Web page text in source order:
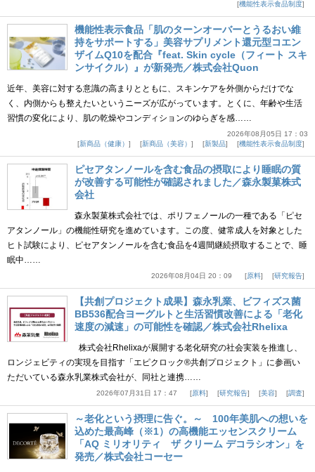
機能性表示食品制度
機能性表示食品「肌のターンオーバーとうるおい維
持をサポートする」美容サプリメント還元型コエン
ザイムQ10を配合『feat. Skin cycle（フィート スキ
ンサイクル）』が新発売／株式会社Quon
近年、美容に対する意識の高まりとともに、スキンケアを外側からだけでな
く、内側からも整えたいというニーズが広がっています。とくに、年齢や生活
習慣の変化により、肌の乾燥やコンディションのゆらぎを感……
2026年08月05日 17：03
新商品（健康）
新商品（美容） 新製品 機能性表示食品制度
ピセアタンノールを含む食品の摂取により睡眠の質
が改善する可能性が確認されました／森永製菓株式
会社
森永製菓株式会社では、ポリフェノールの一種である「ピセ
アタンノール」の機能性研究を進めています。この度、健常成人を対象とした
ヒト試験により、ピセアタンノールを含む食品を4週間継続摂取することで、睡
眠中……
2026年08月04日 20：09 原料 研究報告
【共創プロジェクト成果】森永乳業、ビフィズス菌
BB536配合ヨーグルトと生活習慣改善による「老化
速度の減速」の可能性を確認／株式会社Rhelixa
株式会社Rhelixaが展開する老化研究の社会実装を推進し、
ロンジェビティの実現を目指す「エピクロック®共創プロジェクト」に参画い
ただいている森永乳業株式会社が、同社と連携……
2026年07月31日 17：47 原料 研究報告 美容 調査
～老化という摂理に告ぐ。～ 100年美肌への想いを
込めた最高峰（※1）の高機能エッセンスクリーム
「AQ ミリオリティ ザ クリーム デコラシオン」を
発売／株式会社コーセー